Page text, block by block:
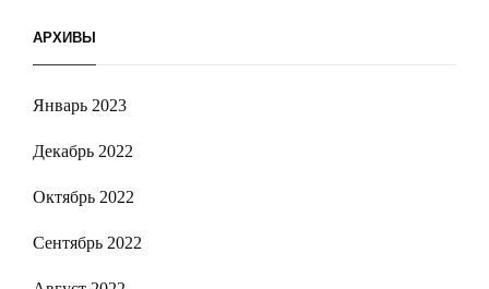
АРХИВЫ
Январь 2023
Декабрь 2022
Октябрь 2022
Сентябрь 2022